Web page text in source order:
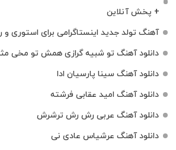
+ پخش آنلاین
آهنگ تولد جدید اینستاگرامی برای استوری و
دانلود آهنگ تو شبیه گرازی همش تو مخی
دانلود آهنگ سینا پارسیان ادا
دانلود آهنگ امید عقابی فرشته
دانلود آهنگ عربی رش رش ترشرش
دانلود آهنگ عرشیاس عادی نی